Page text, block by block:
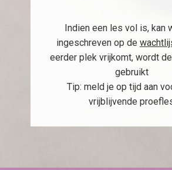
Indien een les vol is, kan
ingeschreven op de
eerder plek vrijkomt, wordt
gebruikt
Tip: meld je op tijd aan
vrijblijvende